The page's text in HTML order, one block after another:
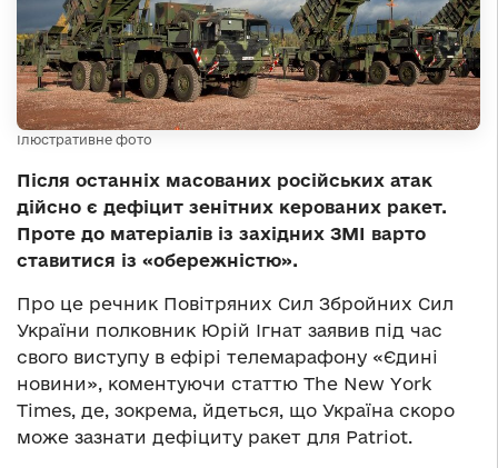
Ілюстративне фото
Після останніх масованих російських атак
дійсно є дефіцит зенітних керованих ракет.
Проте до матеріалів із західних ЗМІ варто
ставитися із «обережністю».
Про це речник Повітряних Сил Збройних Сил
України полковник Юрій Ігнат заявив під час
свого виступу в ефірі телемарафону «Єдині
новини», коментуючи статтю The New York
Times, де, зокрема, йдеться, що Україна скоро
може зазнати дефіциту ракет для Patriot.